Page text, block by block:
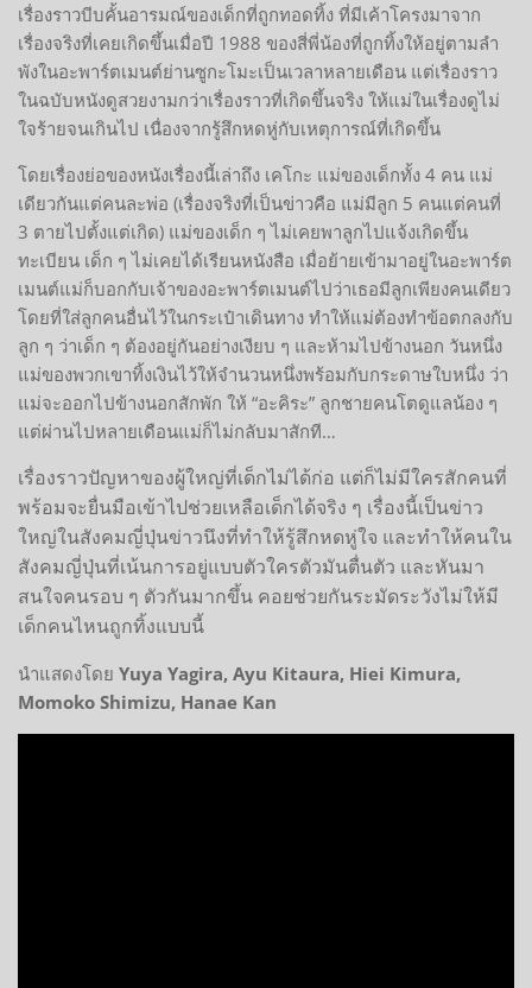
เรื่องราวบีบคั้นอารมณ์ของเด็กที่ถูกทอดทิ้ง ที่มีเค้าโครงมาจาก
เรื่องจริงที่เคยเกิดขึ้นเมื่อปี 1988 ของสี่พี่น้องที่ถูกทิ้งให้อยู่ตามลำ
พังในอะพาร์ตเมนต์ย่านซูกะโมะเป็นเวลาหลายเดือน แต่เรื่องราว
ในฉบับหนังดูสวยงามกว่าเรื่องราวที่เกิดขึ้นจริง ให้แม่ในเรื่องดูไม่
ใจร้ายจนเกินไป เนื่องจากรู้สึกหดหู่กับเหตุการณ์ที่เกิดขึ้น
โดยเรื่องย่อของหนังเรื่องนี้เล่าถึง เคโกะ แม่ของเด็กทั้ง 4 คน แม่
เดียวกันแต่คนละพ่อ (เรื่องจริงที่เป็นข่าวคือ แม่มีลูก 5 คนแต่คนที่
3 ตายไปตั้งแต่เกิด) แม่ของเด็ก ๆ ไม่เคยพาลูกไปแจ้งเกิดขึ้น
ทะเบียน เด็ก ๆ ไม่เคยได้เรียนหนังสือ เมื่อย้ายเข้ามาอยู่ในอะพาร์ต
เมนต์แม่ก็บอกกับเจ้าของอะพาร์ตเมนต์ไปว่าเธอมีลูกเพียงคนเดียว
โดยที่ใส่ลูกคนอื่นไว้ในกระเป๋าเดินทาง ทำให้แม่ต้องทำข้อตกลงกับ
ลูก ๆ ว่าเด็ก ๆ ต้องอยู่กันอย่างเงียบ ๆ และห้ามไปข้างนอก วันหนึ่ง
แม่ของพวกเขาทิ้งเงินไว้ให้จำนวนหนึ่งพร้อมกับกระดาษใบหนึ่ง ว่า
แม่จะออกไปข้างนอกสักพัก ให้ “อะคิระ” ลูกชายคนโตดูแลน้อง ๆ
แต่ผ่านไปหลายเดือนแม่ก็ไม่กลับมาสักที…
เรื่องราวปัญหาของผู้ใหญ่ที่เด็กไม่ได้ก่อ แต่ก็ไม่มีใครสักคนที่
พร้อมจะยื่นมือเข้าไปช่วยเหลือเด็กได้จริง ๆ เรื่องนี้เป็นข่าว
ใหญ่ในสังคมญี่ปุ่นข่าวนึงที่ทำให้รู้สึกหดหู่ใจ และทำให้คนใน
สังคมญี่ปุ่นที่เน้นการอยู่แบบตัวใครตัวมันตื่นตัว และหันมา
สนใจคนรอบ ๆ ตัวกันมากขึ้น คอยช่วยกันระมัดระวังไม่ให้มี
เด็กคนไหนถูกทิ้งแบบนี้
นำแสดงโดย Yuya Yagira, Ayu Kitaura, Hiei Kimura,
Momoko Shimizu, Hanae Kan